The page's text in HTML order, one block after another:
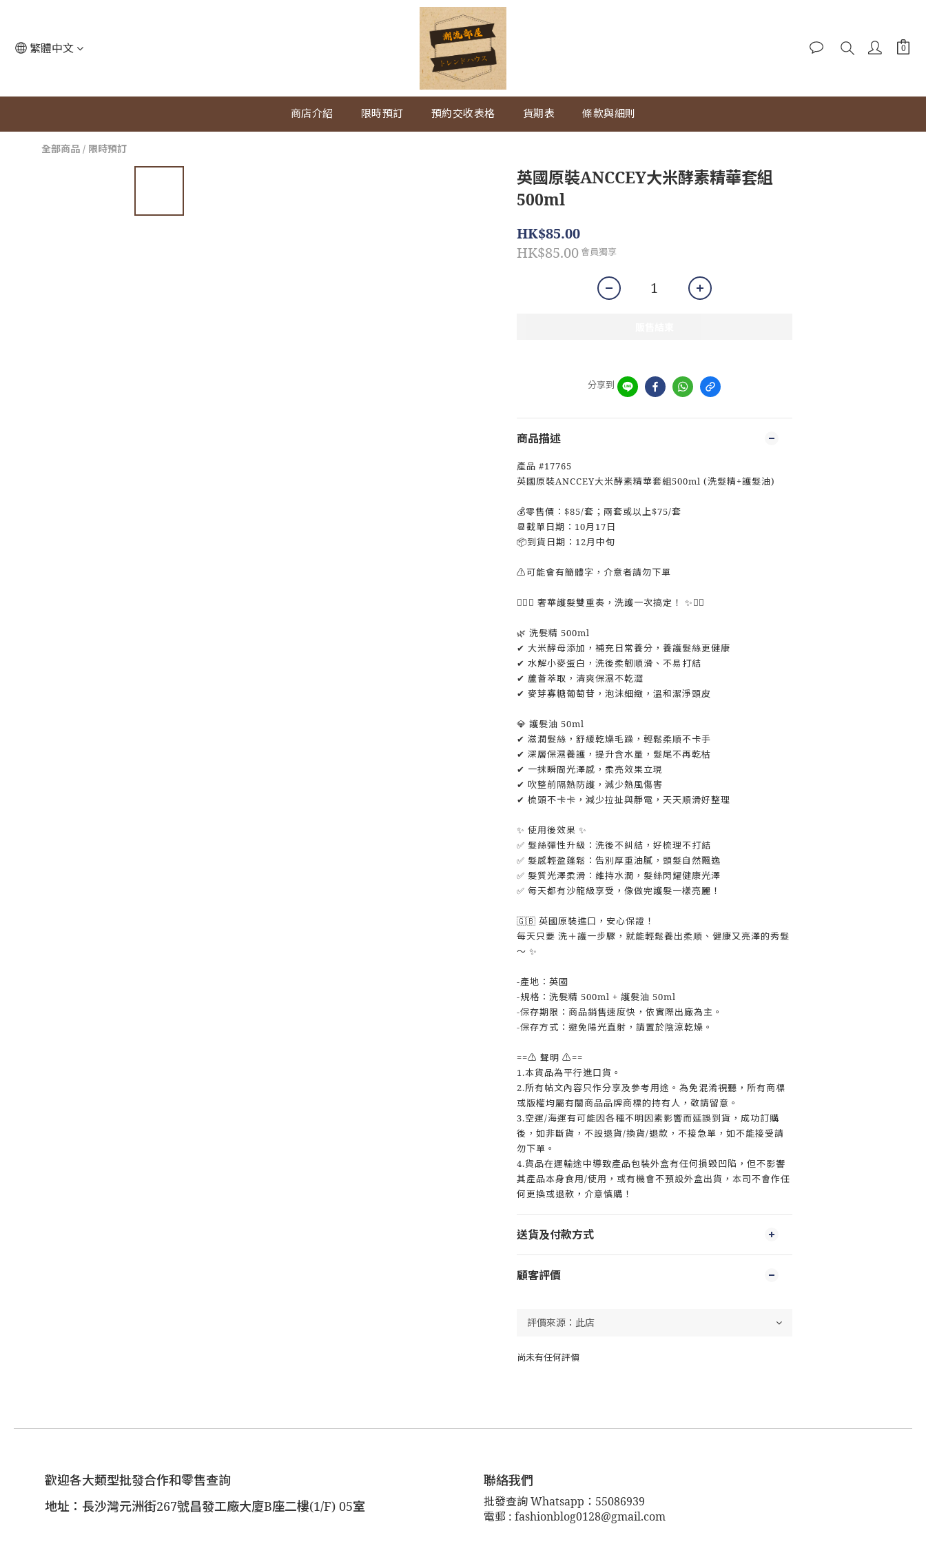
繁體中文
商店介紹 限時預訂 預約交收表格 貨期表 條款與細則
全部商品 / 限時預訂
英國原裝ANCCEY大米酵素精華套組
500ml
HK$85.00
HK$85.00 會員獨享
分享到
商品描述
產品 #17765
英國原裝ANCCEY大米酵素精華套組500ml (洗髮精+護髮油)
💰零售價：$85/套；兩套或以上$75/套
📆截單日期：10月17日
📦到貨日期：12月中旬
⚠️可能會有簡體字，介意者請勿下單
💆‍♀️✨ 奢華護髮雙重奏，洗護一次搞定！ ✨💆‍♀️
🌿 洗髮精 500ml
✔ 大米酵母添加，補充日常養分，養護髮絲更健康
✔ 水解小麥蛋白，洗後柔韌順滑、不易打結
✔ 蘆薈萃取，清爽保濕不乾澀
✔ 麥芽寡糖葡萄苷，泡沫細緻，溫和潔淨頭皮
💎 護髮油 50ml
✔ 滋潤髮絲，舒緩乾燥毛躁，輕鬆柔順不卡手
✔ 深層保濕養護，提升含水量，髮尾不再乾枯
✔ 一抹瞬間光澤感，柔亮效果立現
✔ 吹整前隔熱防護，減少熱風傷害
✔ 梳頭不卡卡，減少拉扯與靜電，天天順滑好整理
✨ 使用後效果 ✨
✅ 髮絲彈性升級：洗後不糾結，好梳理不打結
✅ 髮感輕盈蓬鬆：告別厚重油膩，頭髮自然飄逸
✅ 髮質光澤柔滑：維持水潤，髮絲閃耀健康光澤
✅ 每天都有沙龍級享受，像做完護髮一樣亮麗！
🇬🇧 英國原裝進口，安心保證！
每天只要 洗＋護一步驟，就能輕鬆養出柔順、健康又亮澤的秀髮
～ ✨
-產地：英國
-規格：洗髮精 500ml + 護髮油 50ml
-保存期限：商品銷售速度快，依實際出廠為主。
-保存方式：避免陽光直射，請置於陰涼乾燥。
==⚠️ 聲明 ⚠️==
1.本貨品為平行進口貨。
2.所有帖文內容只作分享及參考用途。為免混淆視聽，所有商標
或版權均屬有關商品品牌商標的持有人，敬請留意。
3.空運/海運有可能因各種不明因素影響而延誤到貨，成功訂購
後，如非斷貨，不設退貨/換貨/退款，不接急單，如不能接受請
勿下單。
4.貨品在運輸途中導致產品包裝外盒有任何損毀凹陷，但不影響
其產品本身食用/使用，或有機會不預設外盒出貨，本司不會作任
何更換或退款，介意慎購！
送貨及付款方式
顧客評價
尚未有任何評價
歡迎各大類型批發合作和零售查詢
地址：長沙灣元洲街267號昌發工廠大廈B座二樓(1/F) 05室
聯絡我們
批發查詢 Whatsapp：55086939
電郵 : fashionblog0128@gmail.com